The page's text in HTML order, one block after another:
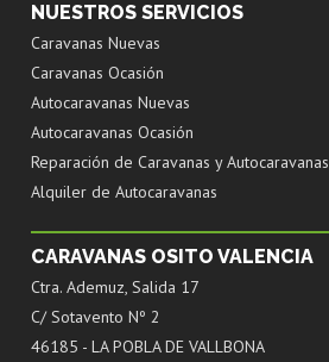
NUESTROS SERVICIOS
Caravanas Nuevas
Caravanas Ocasión
Autocaravanas Nuevas
Autocaravanas Ocasión
Reparación de Caravanas y Autocaravanas
Alquiler de Autocaravanas
CARAVANAS OSITO VALENCIA
Ctra. Ademuz, Salida 17
C/ Sotavento Nº 2
46185 - LA POBLA DE VALLBONA